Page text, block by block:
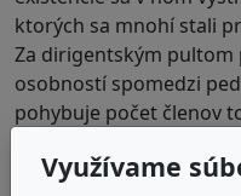
ktorých sa mnohí stali
Za dirigentským pultom
osobností spomedzi
pohybuje počet členov
často spoluúčinkujú i
Využívame